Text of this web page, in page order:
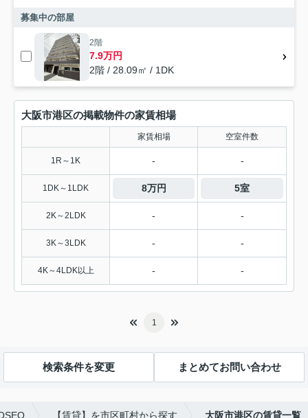
募集中の部屋
2階
7.9万円
2階 / 28.09㎡ / 1DK
大阪市港区の掲載物件の家賃相場
家賃相場 空室件数
1R～1K - -
1DK～1LDK 8万円 5室
2K～2LDK - -
3K～3LDK - -
4K～4LDK以上 - -
1
検索条件を変更 まとめてお問い合わせ
【賃貸】を市区町村から探す 大阪市港区の賃貸一覧